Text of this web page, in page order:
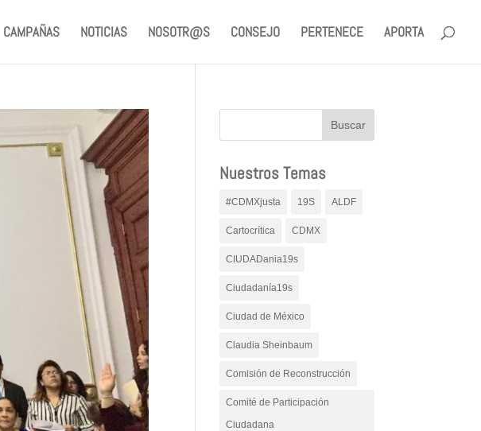
CAMPAÑAS NOTICIAS NOSOTR@S CONSEJO PERTENECE APORTA
Nuestros Temas
#CDMXjusta 19S ALDF
Cartocrítica CDMX
CIUDADania19s
Ciudadanía19s
Ciudad de México
Claudia Sheinbaum
Comisión de Reconstrucción
Comité de Participación
Ciudadana